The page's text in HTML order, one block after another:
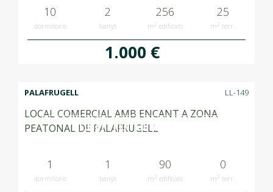
10
dormitoris
2
banys
256
m2 edificats
25
m2 terr.
1.000 €
LLOGAT RENTED ALQUILADO
PALAFRUGELL LL-149
LOCAL COMERCIAL AMB ENCANT A ZONA
PEATONAL DE PALAFRUGELL
1
dormitoris
1
banys
90
m2 edificats
0
m2 terr.